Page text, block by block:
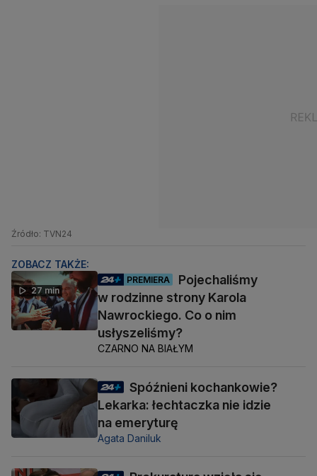
Źródło: TVN24
ZOBACZ TAKŻE:
27 min
PREMIERA
Pojechaliśmy
w rodzinne strony Karola
Nawrockiego. Co o nim
usłyszeliśmy?
CZARNO NA BIAŁYM
Spóźnieni kochankowie?
Lekarka: łechtaczka nie idzie
na emeryturę
Agata Daniluk